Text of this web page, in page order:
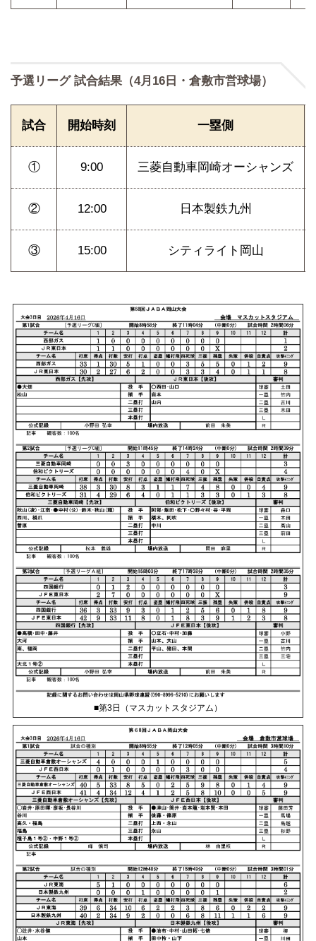
予選リーグ 試合結果（4月16日・倉敷市営球場）
試合 開始時刻 一塁側
① 9:00 三菱自動車岡崎オーシャンズ
② 12:00 日本製鉄九州
③ 15:00 シティライト岡山
■第3日（マスカットスタジアム）